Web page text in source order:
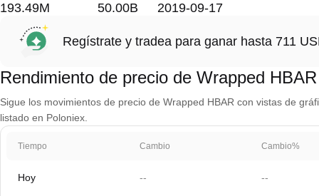
193.49M 50.00B 2019-09-17
Regístrate y tradea para ganar hasta 711
Rendimiento de precio de Wrapped
Sigue los movimientos de precio de Wrapped HBAR con vistas de
listado en Poloniex.
Tiempo Cambio Cambio%
Hoy -- --